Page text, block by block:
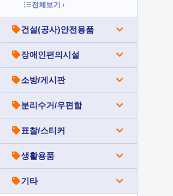
전체보기 ›
건설(공사)안전용품
장애인편의시설
소방/게시판
분리수거/우편함
표찰/스티커
생활용품
기타